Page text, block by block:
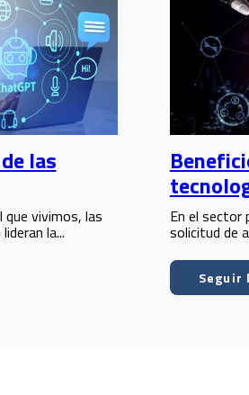
las
que vivimos, las
la...
En el sector
solicitud de
Seguir